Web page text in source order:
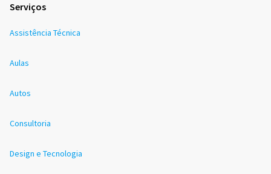
Serviços
Assistência Técnica
Aulas
Autos
Consultoria
Design e Tecnologia